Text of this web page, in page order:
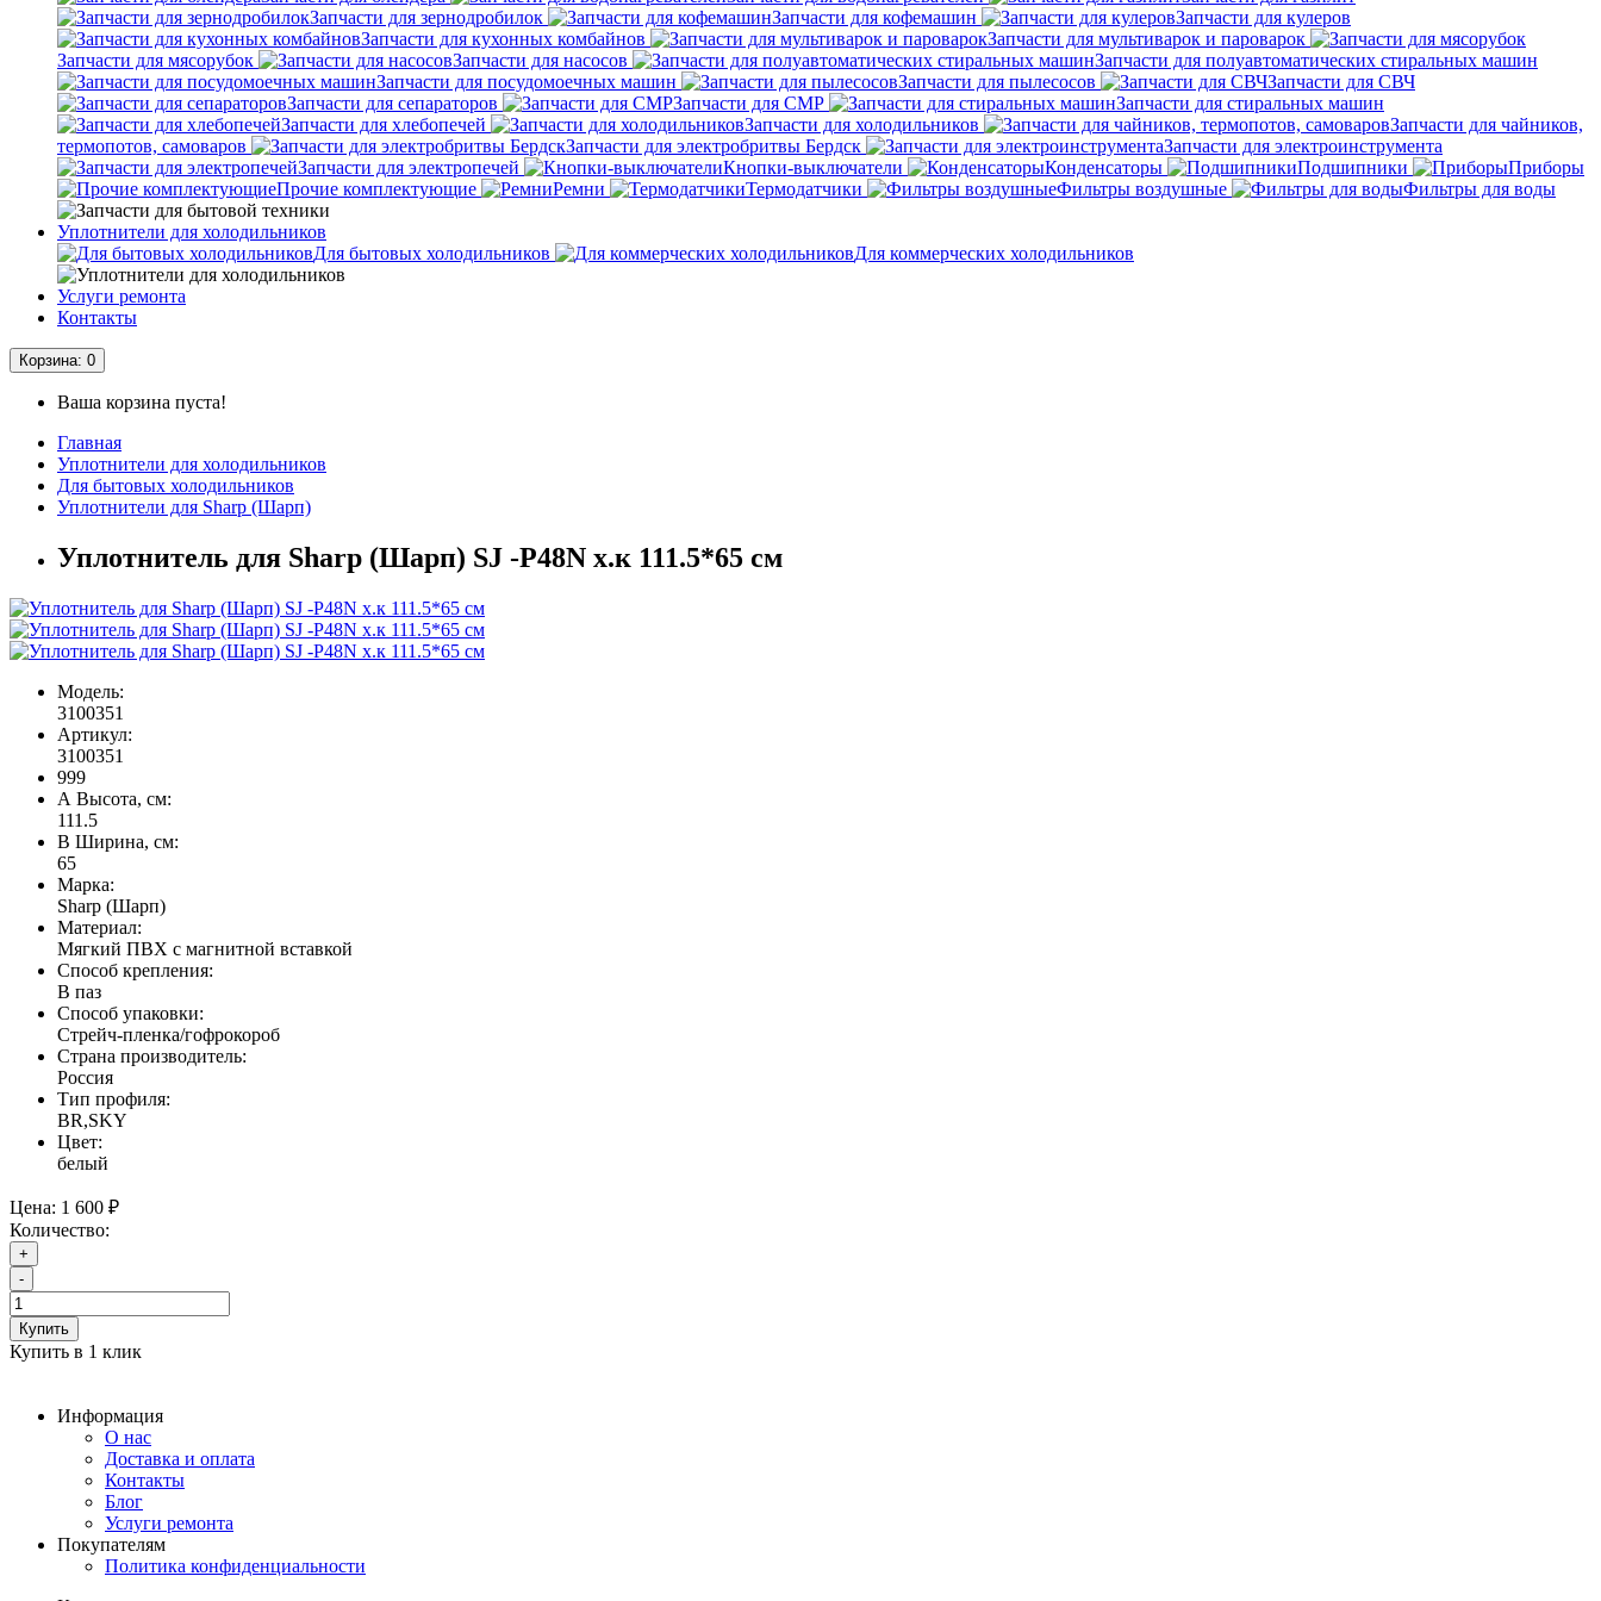
Запчасти для зернодробилок
Запчасти для кофемашин
Запчасти для кулеров
Запчасти для кухонных комбайнов
Запчасти для мультиварок и пароварок
Запчасти для мясорубок
Запчасти для насосов
Запчасти для полуавтоматических стиральных машин
Запчасти для посудомоечных машин
Запчасти для пылесосов
Запчасти для СВЧ
Запчасти для сепараторов
Запчасти для СМР
Запчасти для стиральных машин
Запчасти для хлебопечей
Запчасти для холодильников
Запчасти для чайников,
термопотов, самоваров
Запчасти для электробритвы Бердск
Запчасти для электроинструмента
Запчасти для электропечей
Кнопки-выключатели Конденсаторы Подшипники
Приборы
Прочие комплектующие
Ремни Термодатчики Фильтры воздушные Фильтры для воды
Уплотнители для холодильников
Для бытовых холодильников
Для коммерческих холодильников
Услуги ремонта
Контакты
Корзина: 0
Ваша корзина пуста!
Главная
Уплотнители для холодильников
Для бытовых холодильников
Уплотнители для Sharp (Шарп)
Уплотнитель для Sharp (Шарп) SJ -P48N х.к 111.5*65 см
Модель:
3100351
Артикул:
3100351
999
А Высота, см:
111.5
В Ширина, см:
65
Марка:
Sharp (Шарп)
Материал:
Мягкий ПВХ с магнитной вставкой
Способ крепления:
В паз
Способ упаковки:
Стрейч-пленка/гофрокороб
Страна производитель:
Россия
Тип профиля:
BR,SKY
Цвет:
белый
Цена: 1 600 ₽
Количество:
+
-
Купить
Купить в 1 клик
Информация
О нас
Доставка и оплата
Контакты
Блог
Услуги ремонта
Покупателям
Политика конфиденциальности